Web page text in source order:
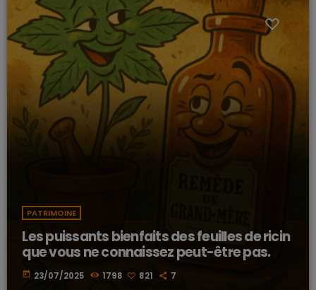
PATRIMOINE
Les puissants bienfaits des feuilles de ricin
que vous ne connaissez peut-être pas.
today 23/07/2025 1798 821 7